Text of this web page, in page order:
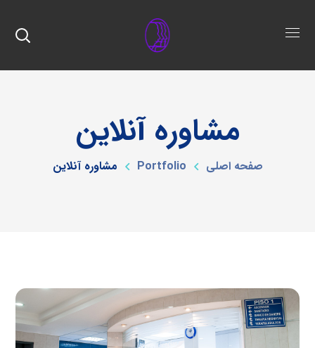
مشاوره آنلاین
صفحه اصلی Portfolio مشاوره آنلاین